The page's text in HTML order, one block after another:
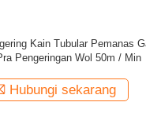
Tekstil Pemadat Balon
Untuk Kain Rajut Tubular
Hubungi sekarang